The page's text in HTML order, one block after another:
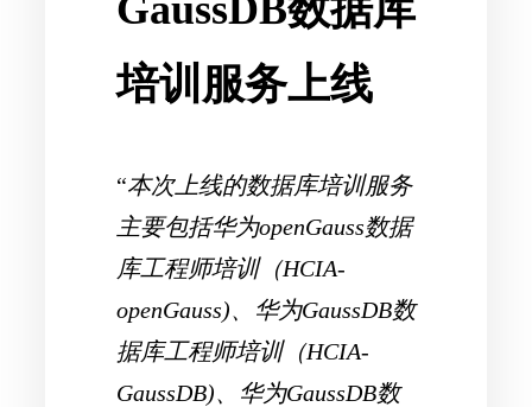
培训服务上线
“本次上线的数据库培训服务
主要包括华为openGauss数据
库工程师培训（HCIA-
openGauss)、华为GaussDB数
据库工程师培训（HCIA-
GaussDB)、华为GaussDB数